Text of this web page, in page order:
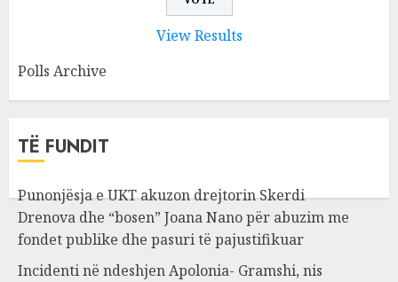
View Results
Polls Archive
TË FUNDIT
Punonjësja e UKT akuzon drejtorin Skerdi
Drenova dhe “bosen” Joana Nano për abuzim me
fondet publike dhe pasuri të pajustifikuar
Incidenti në ndeshjen Apolonia- Gramshi, nis